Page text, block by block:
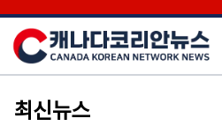
최신뉴스